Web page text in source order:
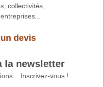
collectivités,
devis
la newsletter
Inscrivez-vous !